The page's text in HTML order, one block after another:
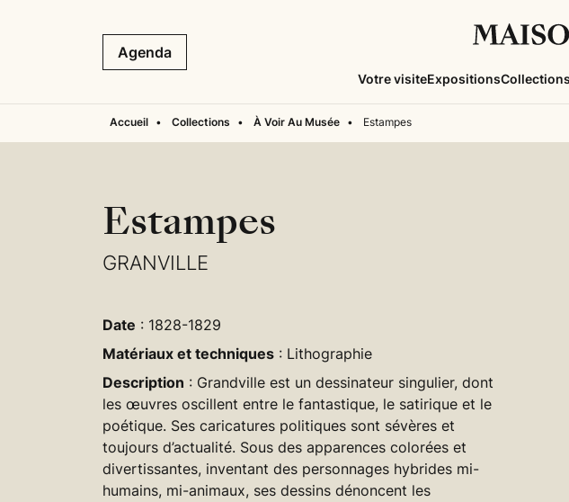
Votre visiteExpositionsCollections
Agenda
Accueil • Collections • À Voir Au Musée • Estampes
Estampes
GRANVILLE
Date : 1828-1829
Matériaux et techniques : Lithographie
Description : Grandville est un dessinateur singulier, dont
les œuvres oscillent entre le fantastique, le satirique et le
poétique. Ses caricatures politiques sont sévères et
toujours d’actualité. Sous des apparences colorées et
divertissantes, inventant des personnages hybrides mi-
humains, mi-animaux, ses dessins dénoncent les